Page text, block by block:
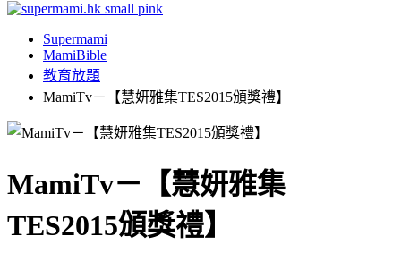
Supermami
MamiBible
教育放題
MamiTv－【慧妍雅集TES2015頒獎禮】
MamiTv－【慧妍雅集
TES2015頒獎禮】